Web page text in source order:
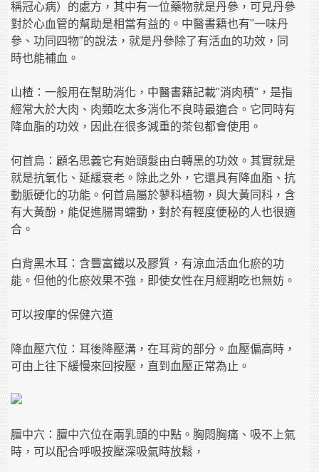
稱冠心病）的處方，其中有一位藥物就是丹參，可見丹參
對於心血管的幫助是相當有益的。中醫書籍也有"一味丹
參、功同四物"的說法，就是丹參除了有活血的功效，同
時也能補血。
山楂：一般用在幫助消化，中醫書籍記載"消肉積"，是指
經常大於大肉、肉類吃太多消化不良時最適合。它同時有
降血脂的功效，因此在很多減重的茶包都會使用。
何首烏：顧名思義它有始頭髮由白轉黑的功效。其實就是
就是抗氧化、延緩衰老。除此之外，它還具有降血脂、抗
動脈硬化的功能。何首烏屬於蓼科植物，與大黃同科，含
有大黃酚，能促進腸胃蠕動，對於有輕度便秘的人也很適
合。
白背黑木耳：含豐富鐵以及膠質，有涼血活血化瘀的功
能。但他的化瘀效果不強，即使女性在月經期吃也無妨。
可以按摩的保健穴道
降血壓穴位：耳後降壓溝，在耳背的部分。血壓偏高時，
可由上往下緩慢來回按壓，直到血壓正常為止。
膻中穴：膻中穴位在兩乳頭的中點。胸悶胸痛、吸不上氣
時，可以配合呼吸按壓深吸氣時放鬆，